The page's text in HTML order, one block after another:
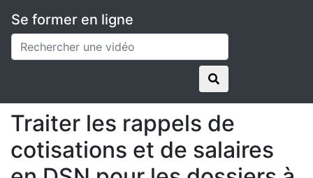
Se former en ligne
Applications ISAPAYE
Traiter les rappels de cotisations et de salaires en
Traiter les rappels de
cotisations et de salaires